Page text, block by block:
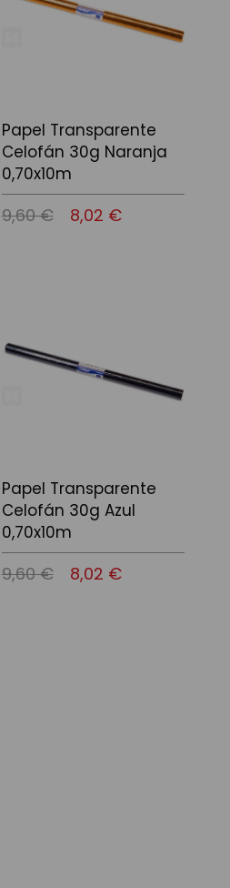
Papel Transparente
Celofán 30g Naranja
0,70x10m
9,60 € 8,02 €
Papel Transparente
Celofán 30g Azul
0,70x10m
9,60 € 8,02 €